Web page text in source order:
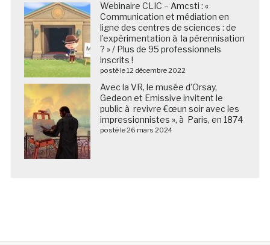
Webinaire CLIC – Amcsti : «
Communication et médiation en
ligne des centres de sciences : de
l’expérimentation à la pérennisation
? » / Plus de 95 professionnels
inscrits !
posté le 12 décembre 2022
Avec la VR, le musée d’Orsay,
Gedeon et Emissive invitent le
public à revivre €œun soir avec les
impressionnistes », à Paris, en 1874
posté le 26 mars 2024